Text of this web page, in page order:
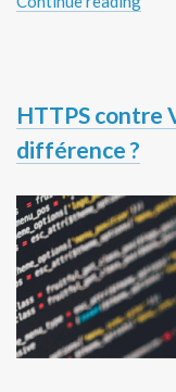
HTTPS contre
différence ?